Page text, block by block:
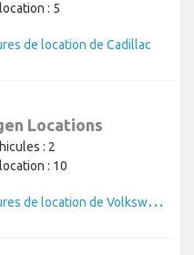
: 5
de location de Cadillac
Locations
: 2
: 10
V
oir les voitures de location de Volkswagen